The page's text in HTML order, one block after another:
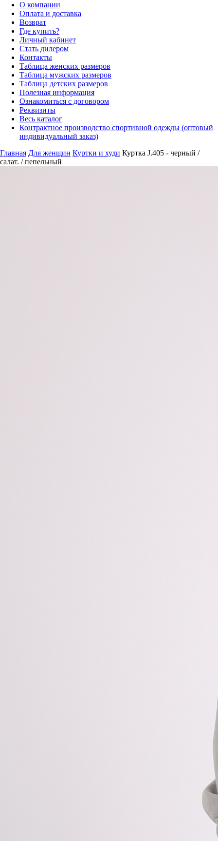
О компании
Оплата и доставка
Возврат
Где купить?
Личный кабинет
Стать дилером
Контакты
Таблица женских размеров
Таблица мужских размеров
Таблица детских размеров
Полезная информация
Ознакомиться с договором
Реквизиты
Весь каталог
Контрактное производство спортивной одежды (оптовый
индивидуальный заказ)
Главная Для женщин Куртки и худи Куртка J.405 - черный /
салат. / пепельный